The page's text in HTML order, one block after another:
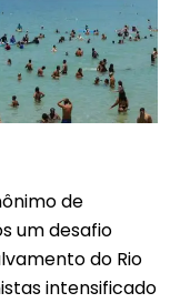
de
um desafio
do Rio
intensificado